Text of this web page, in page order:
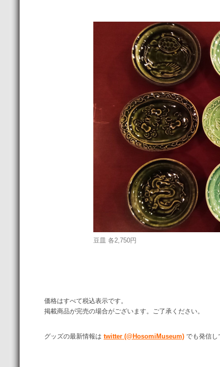
豆皿 各2,750円
価格はすべて税込表示です。
掲載商品が完売の場合がございます。ご了承ください。
グッズの最新情報は twitter (@HosomiMuseum) でも発信し